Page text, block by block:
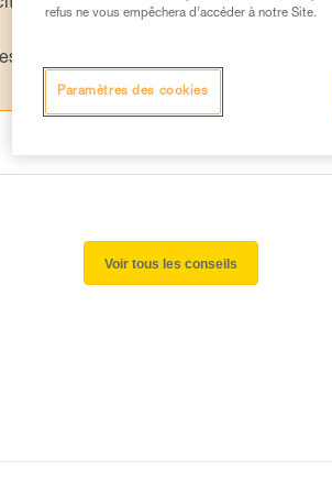
à refaire la manipulation, seul, en
de techniques liées à votre activité. Il
Voir tous les conseils
refus ne vous empêchera d’accéder à notre Site.
Paramètres des cookies